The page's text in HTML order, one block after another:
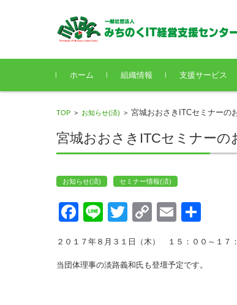
コンテンツに移動
ホーム
組織情報 支援サービス
TOP > お知らせ(済) > 宮城おおさきITCセミナーの
宮城おおさきITCセミナーの
お知らせ(済) セミナー情報(済)
Face Line Twitt Copy Emai
２０１７年８月３１日（木） １５：００～１７
当団体理事の淡路義和氏も登壇予定です。